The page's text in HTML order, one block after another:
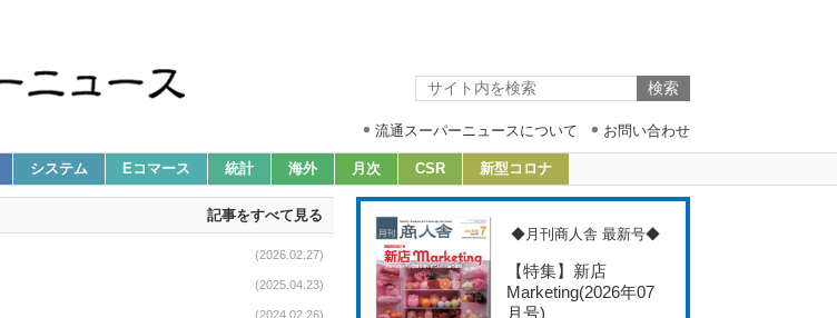
流通スーパーニュースについて お問い合わせ
システム Eコマース 統計 海外 月次 CSR 新型コロナ
記事をすべて見る
(2026.02.27)
(2025.04.23)
(2024.02.26)
◆月刊商人舎 最新号◆
【特集】新店
Marketing(2026年07
月号)